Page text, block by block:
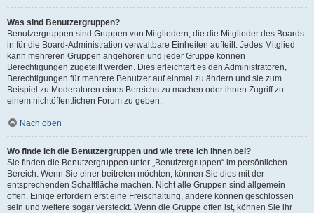
Was sind Benutzergruppen?
Benutzergruppen sind Gruppen von Mitgliedern, die die Mitglieder des Boards
in für die Board-Administration verwaltbare Einheiten aufteilt. Jedes Mitglied
kann mehreren Gruppen angehören und jeder Gruppe können
Berechtigungen zugeteilt werden. Dies erleichtert es den Administratoren,
Berechtigungen für mehrere Benutzer auf einmal zu ändern und sie zum
Beispiel zu Moderatoren eines Bereichs zu machen oder ihnen Zugriff zu
einem nichtöffentlichen Forum zu geben.
Nach oben
Wo finde ich die Benutzergruppen und wie trete ich ihnen bei?
Sie finden die Benutzergruppen unter „Benutzergruppen“ im persönlichen
Bereich. Wenn Sie einer beitreten möchten, können Sie dies mit der
entsprechenden Schaltfläche machen. Nicht alle Gruppen sind allgemein
offen. Einige erfordern erst eine Freischaltung, andere können geschlossen
sein und weitere sogar versteckt. Wenn die Gruppe offen ist, können Sie ihr